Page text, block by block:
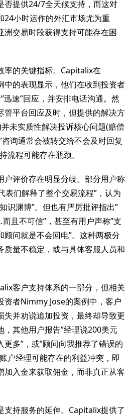
否提供24/7全天候支持，而这对
24小时运作的外汇市场尤为重
洲交易时段获得支持可能存在困
率的关键指标。Capitalix在
的表现显示，他们在收到投资者
迅速”回应，并安排电话沟通。然
管平台回应及时，但提供的解决方
未实质性解决投诉核心问题(赔偿
询通常会被转交给不会及时回复
流程可能存在瓶颈。
户评价存在明显分歧。部分用户称
表们解释了整个交易流程”，认为
识渊博”。但也有严厉批评指出”
且不可信”，甚至有用户声称”支
顾问就是不会回电”。这种两极分
质量不稳定，或与具体客服人员和
客户支持体系的一部分，但相关
资者Nimmy Jose的案例中，客户
失并劝说追加投资，最终却导致更
，其他用户报告”经理说200美元
多”，或”顾问向我推荐了错误的
户经理可能存在的利益冲突，即
加入金来获取佣金，而非真正从客
支持服务的延伸。Capitalix提供了